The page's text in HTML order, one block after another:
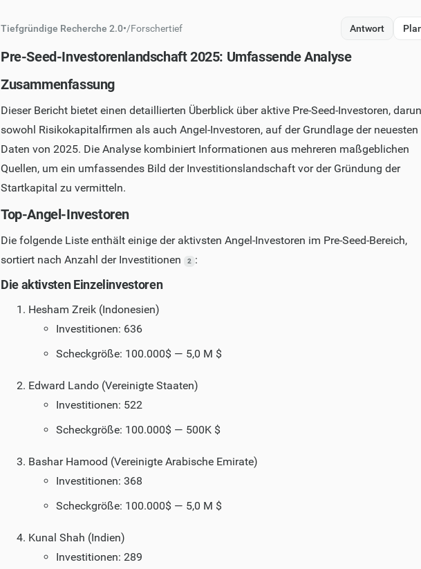
Tiefgründige Recherche 2.0•/Forschertief Antwort
Pre-Seed-Investorenlandschaft 2025: Umfassende Analyse
Zusammenfassung
Dieser Bericht bietet einen detaillierten Überblick über aktive Pre-Seed-Investoren,
sowohl Risikokapitalfirmen als auch Angel-Investoren, auf der Grundlage der neuesten
Daten von 2025. Die Analyse kombiniert Informationen aus mehreren maßgeblichen
Quellen, um ein umfassendes Bild der Investitionslandschaft vor der Gründung der
Startkapital zu vermitteln.
Top-Angel-Investoren
Die folgende Liste enthält einige der aktivsten Angel-Investoren im Pre-Seed-Bereich,
sortiert nach Anzahl der Investitionen
2 :
Die aktivsten Einzelinvestoren
Hesham Zreik (Indonesien)
Investitionen: 636
Scheckgröße: 100.000$ — 5,0 M $
Edward Lando (Vereinigte Staaten)
Investitionen: 522
Scheckgröße: 100.000$ — 500K $
Bashar Hamood (Vereinigte Arabische Emirate)
Investitionen: 368
Scheckgröße: 100.000$ — 5,0 M $
Kunal Shah (Indien)
Investitionen: 289